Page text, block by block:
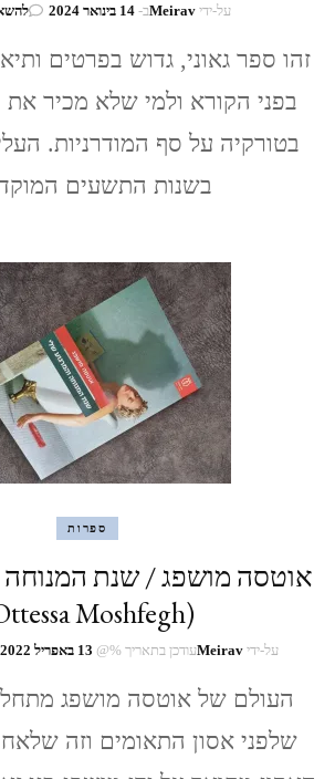
על-ידיMeiravב-14 בינואר 2024
זהו ספר גאוני, גדוש בפרטים
בפני הקורא ולמי שלא מכיר את
בטורקיה על סף המודרניות.
בשנות התשעים
ספרות
אוטסה מושפג / שנת המנוחה
(Ottessa Moshfegh)
על-ידי Meiravעודכן בתאריך %@ 13 באפריל 2022
העולם של אוטסה מושפג
שלפני אסון התאומים וזה